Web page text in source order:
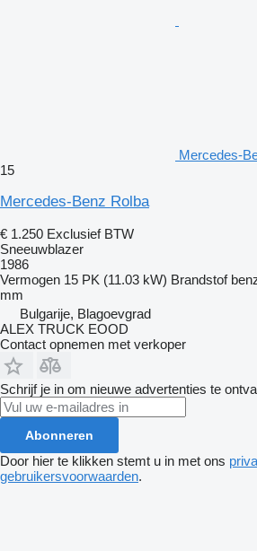
Mercedes-
15
Mercedes-Benz Rolba
€ 1.250 Exclusief BTW
Sneeuwblazer
1986
Vermogen 15 PK (11.03 kW) Brandstof
mm
Bulgarije, Blagoevgrad
ALEX TRUCK EOOD
Contact opnemen met verkoper
Schrijf je in om nieuwe advertenties te
Abonneren
Door hier te klikken stemt u in met ons
gebruikersvoorwaarden.